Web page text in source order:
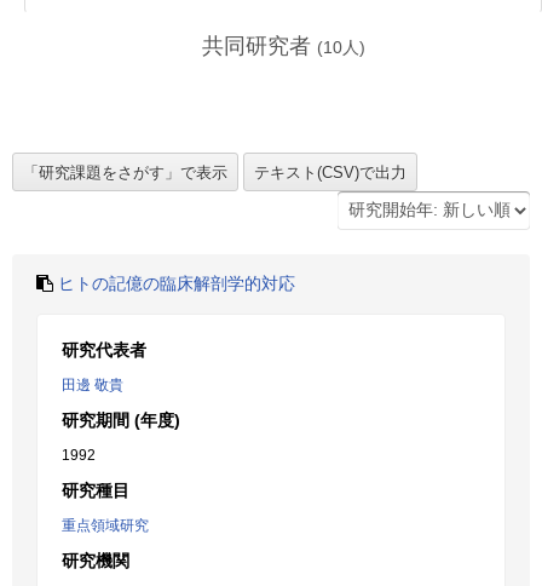
共同研究者 (10人)
ヒトの記億の臨床解剖学的対応
研究代表者
田邊 敬貴
研究期間 (年度)
1992
研究種目
重点領域研究
研究機関